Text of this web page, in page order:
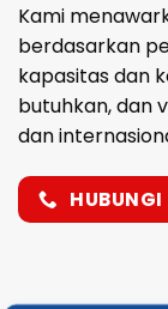
Kami
berdasarkan
kapasitas dan
butuhkan, dan
dan